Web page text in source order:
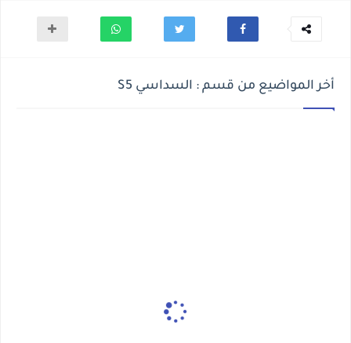
أخر المواضيع من قسم : السداسي S5